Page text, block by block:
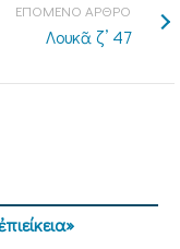
ΕΠΟΜΕΝΟ ΑΡΘΡΟ
Λουκᾶ ζ’ 47